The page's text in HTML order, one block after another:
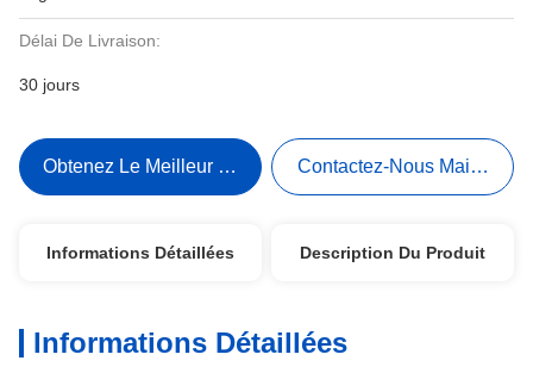
Délai De Livraison:
30 jours
Obtenez Le Meilleur Prix Contactez-Nous Maintenant
Informations Détaillées Description Du Produit
Informations Détaillées